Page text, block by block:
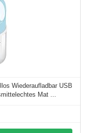
Wiederaufladbar USB
Mat ...